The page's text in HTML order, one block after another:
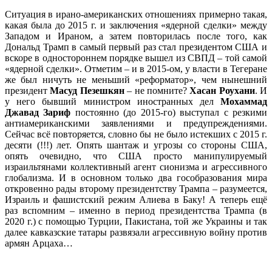
Ситуация в ирано-американских отношениях примерно такая,
какая была до 2015 г. и заключения «ядерной сделки» между
Западом и Ираном, а затем повторилась после того, как
Дональд Трамп в самый первый раз стал президентом США и
вскоре в одностороннем порядке вышел из СВПД – той самой
«ядерной сделки». Отметим – и в 2015-ом, у власти в Тегеране
же был ничуть не меньший «реформатор», чем нынешний
президентМасуд Пезешкян– не помните?Хасан Роухани. И
у него бывший министром иностранных дел Мохаммад
Джавад Зариф постоянно (до 2015-го) выступал с резкими
антиамериканскими заявлениями и предупреждениями.
Сейчас всё повторяется, словно бы не было истекших с 2015 г.
десяти (!!!) лет. Опять шантаж и угрозы со стороны США,
опять очевидно, что США просто манипулируемый
израильтянами коллективный агент сионизма и агрессивного
глобализма. И в основном только два гособразования мира
откровенно рады второму президентству Трампа – разумеется,
Израиль и фашистский режим Алиева в Баку! А теперь ещё
раз вспомним – именно в период президентства Трампа (в
2020 г.) с помощью Турции, Пакистана, той же Украины и так
далее кавказские татары развязали агрессивную войну против
армян Арцаха…